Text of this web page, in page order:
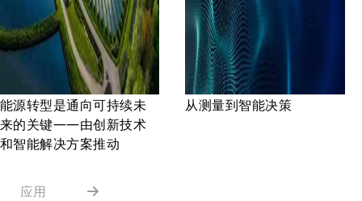
能源转型是通向可持续未
来的关键——由创新技术
和智能解决方案推动
从测量到智能决策
应用